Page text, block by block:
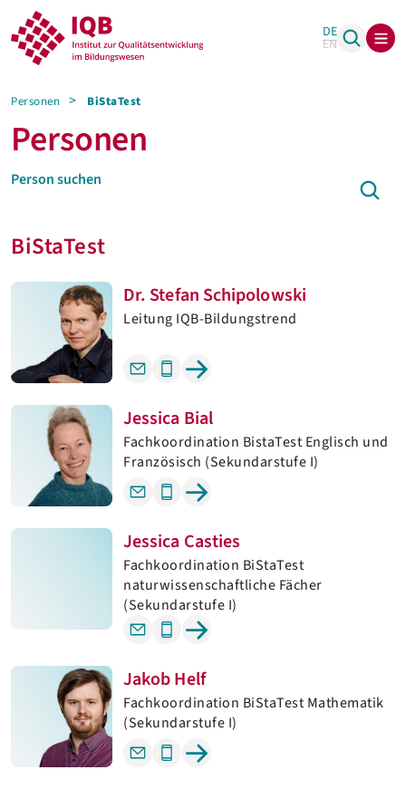
DE
EN
Personen BiStaTest
Personen
BiStaTest
Dr. Stefan Schipolowski
Leitung IQB-Bildungstrend
Jessica Bial
Fachkoordination BistaTest Englisch und
Französisch (Sekundarstufe I)
Jessica Casties
Fachkoordination BiStaTest
naturwissenschaftliche Fächer
(Sekundarstufe I)
Jakob Helf
Fachkoordination BiStaTest Mathematik
(Sekundarstufe I)